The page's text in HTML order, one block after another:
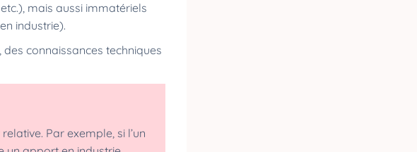
mais aussi immatériels
industrie).
connaissances techniques
Par exemple, si l’un